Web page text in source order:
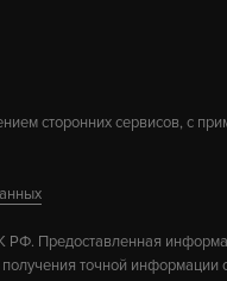
сторонних сервисов, с
Предоставленная
точной информации